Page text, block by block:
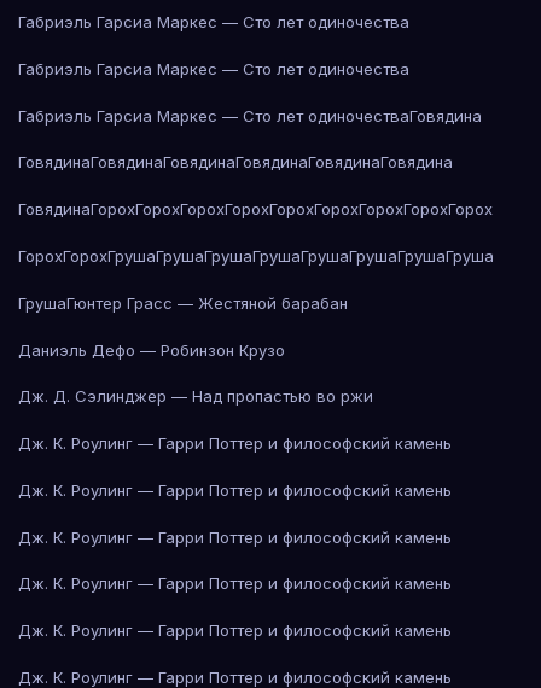
Габриэль Гарсиа Маркес — Сто лет одиночества
Габриэль Гарсиа Маркес — Сто лет одиночества
Габриэль Гарсиа Маркес — Сто лет одиночестваГовядина
ГовядинаГовядинаГовядинаГовядинаГовядинаГовядина
ГовядинаГорохГорохГорохГорохГорохГорохГорохГорохГорох
ГорохГорохГрушаГрушаГрушаГрушаГрушаГрушаГрушаГруша
ГрушаГюнтер Грасс — Жестяной барабан
Даниэль Дефо — Робинзон Крузо
Дж. Д. Сэлинджер — Над пропастью во ржи
Дж. К. Роулинг — Гарри Поттер и философский камень
Дж. К. Роулинг — Гарри Поттер и философский камень
Дж. К. Роулинг — Гарри Поттер и философский камень
Дж. К. Роулинг — Гарри Поттер и философский камень
Дж. К. Роулинг — Гарри Поттер и философский камень
Дж. К. Роулинг — Гарри Поттер и философский камень